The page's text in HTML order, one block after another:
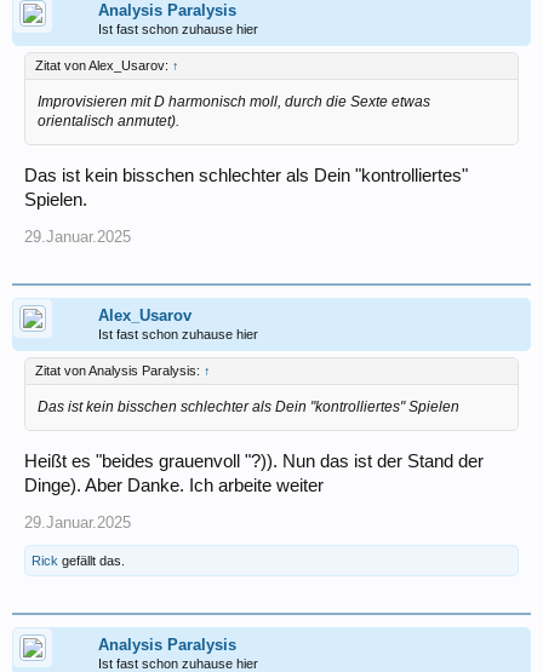
Analysis Paralysis
Ist fast schon zuhause hier
Zitat von Alex_Usarov: ↑
Improvisieren mit D harmonisch moll, durch die Sexte etwas
orientalisch anmutet).
Das ist kein bisschen schlechter als Dein "kontrolliertes"
Spielen.
29.Januar.2025
Alex_Usarov
Ist fast schon zuhause hier
Zitat von Analysis Paralysis: ↑
Das ist kein bisschen schlechter als Dein "kontrolliertes" Spielen
Heißt es "beides grauenvoll "?)). Nun das ist der Stand der
Dinge). Aber Danke. Ich arbeite weiter
29.Januar.2025
Rick gefällt das.
Analysis Paralysis
Ist fast schon zuhause hier